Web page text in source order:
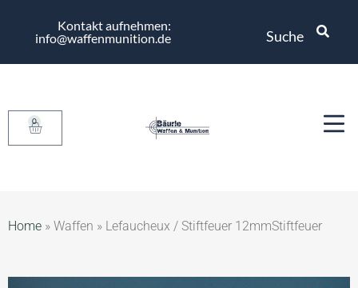
Kontakt aufnehmen:
info@waffenmunition.de
Suche
0
Home » Waffen » Lefaucheux / Stiftfeuer 12mmStiftfeuer